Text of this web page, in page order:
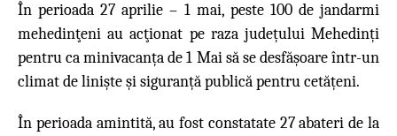
În perioada 27 aprilie – 1 mai, peste 100 de jandarmi
mehedinţeni au acţionat pe raza județului Mehedinți
pentru ca minivacanța de 1 Mai să se desfășoare într-un
climat de liniște și siguranță publică pentru cetățeni.
În perioada amintită, au fost constatate 27 abateri de la